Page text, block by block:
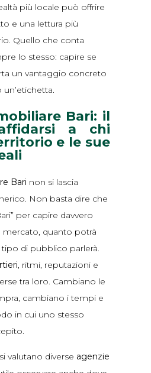
più locale può offrire
e una lettura più
Quello che conta
lo stesso: capire se
un vantaggio concreto
Bari: il
a chi
e le sue
Bari non si lascia
Non basta dire che
per capire davvero
mercato, quanto potrà
tipo di pubblico parlerà.
, ritmi, reputazioni e
tra loro. Cambiano le
cambiano i tempi e
in cui uno stesso
valutano diverse agenzie